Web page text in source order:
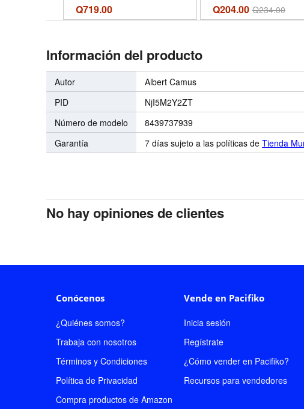
Hardcover
Q719.00 Q204.00 Q234.00
Información del producto
Autor
Albert Camus
PID
NjI5M2Y2ZT
Número de modelo
8439737939
Garantía
7 días sujeto a las políticas deTienda
No hay opiniones de clientes
Conócenos
¿Quiénes somos?
Trabaja con nosotros
Términos y Condiciones
Política de Privacidad
Compra productos de Amazon
Vende en Pacifiko
Inicia sesión
Regístrate
¿Cómo vender en Pacifiko?
Recursos para vendedores